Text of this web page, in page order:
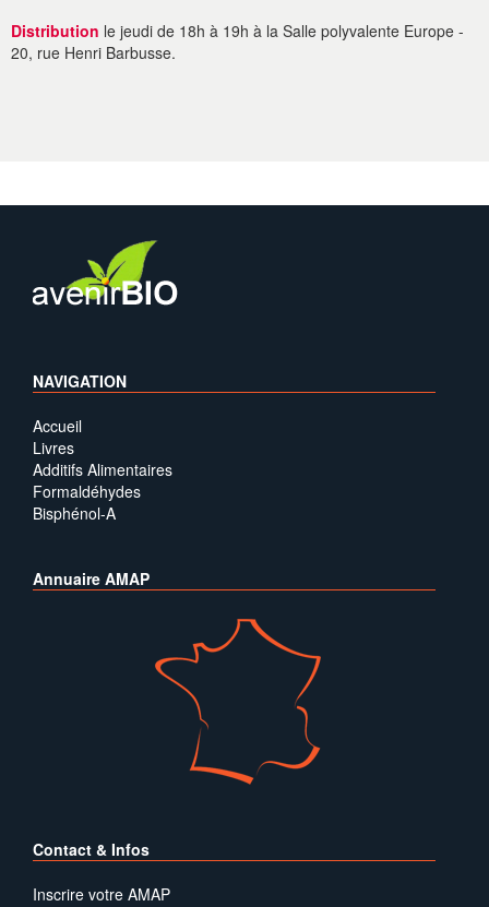
Distribution le jeudi de 18h à 19h à la Salle polyvalente Europe -
20, rue Henri Barbusse.
NAVIGATION
Accueil
Livres
Additifs Alimentaires
Formaldéhydes
Bisphénol-A
Annuaire AMAP
Contact & Infos
Inscrire votre AMAP